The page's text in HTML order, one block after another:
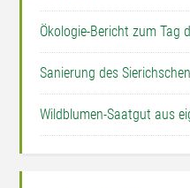
Ökologie-Bericht zum Tag
Sanierung des
Wildblumen-Saatgut aus